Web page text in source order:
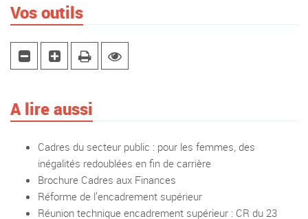
Vos outils
A lire aussi
Cadres du secteur public : pour les femmes, des
inégalités redoublées en fin de carrière
Brochure Cadres aux Finances
Réforme de l’encadrement supérieur
Réunion technique encadrement supérieur : CR du 23